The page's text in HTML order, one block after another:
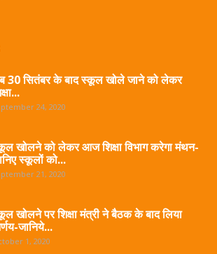
30 सितंबर के बाद स्कूल खोले जाने को लेकर
24, 2020
खोलने को लेकर आज शिक्षा विभाग करेगा मंथन-
स्कूलों को...
21, 2020
खोलने पर शिक्षा मंत्री ने बैठक के बाद लिया
जानिये...
1, 2020